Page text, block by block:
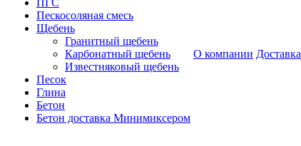
ПГС
Пескосоляная смесь
Щебень
Гранитный щебень
Карбонатный щебень
Известняковый щебень
Песок
Глина
Бетон
Бетон доставка Минимиксером
О компании Доставка